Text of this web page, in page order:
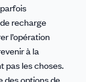
recharge
l’opération
à la
pas les choses.
des options de